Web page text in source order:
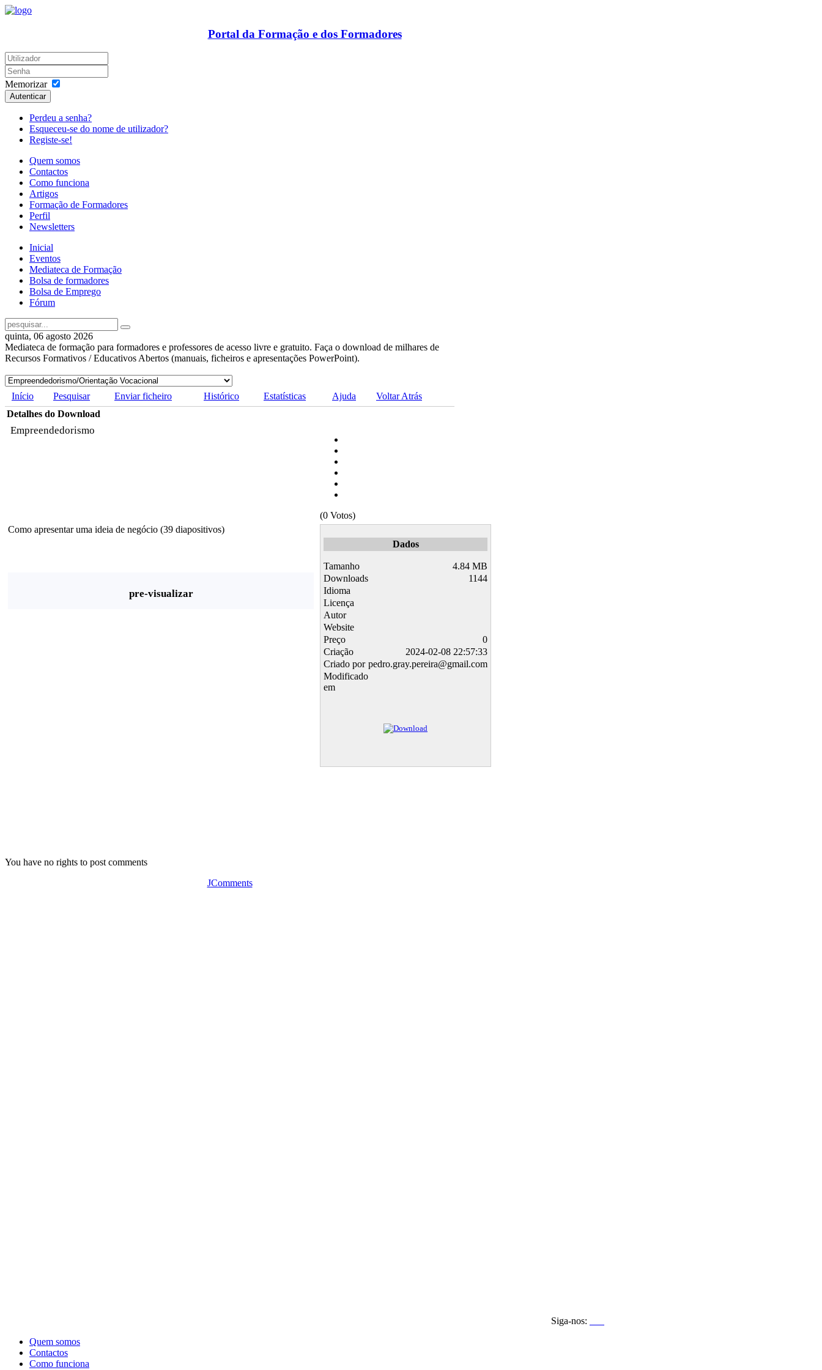
Portal da Formação e dos Formadores
Memorizar
Autenticar
Perdeu a senha?
Esqueceu-se do nome de utilizador?
Registe-se!
Quem somos
Contactos
Como funciona
Artigos
Formação de Formadores
Perfil
Newsletters
Inicial
Eventos
Mediateca de Formação
Bolsa de formadores
Bolsa de Emprego
Fórum
quinta, 06 agosto 2026
Mediateca de formação para formadores e professores de acesso livre e gratuito. Faça o download de milhares de
Recursos Formativos / Educativos Abertos (manuais, ficheiros e apresentações PowerPoint).
Início Pesquisar Enviar ficheiro Histórico Estatísticas Ajuda
Voltar Atrás
Detalhes do Download
Empreendedorismo
(0 Votos)
Como apresentar uma ideia de negócio (39 diapositivos)
pre-visualizar
Dados
Tamanho
4.84 MB
Downloads
1144
Idioma
Licença
Autor
Website
Preço
0
Criação
2024-02-08 22:57:33
Criado por pedro.gray.pereira@gmail.com
Modificado
em
You have no rights to post comments
JComments
Siga-nos:
Quem somos
Contactos
Como funciona